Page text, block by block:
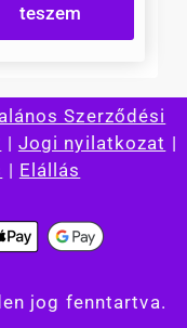
teszem
Szerződési
| Jogi nyilatkozat |
| Elállás
jog fenntartva.